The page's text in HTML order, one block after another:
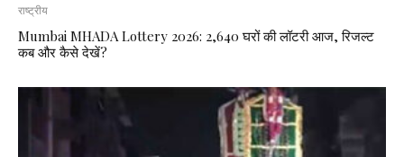
राष्ट्रीय
Mumbai MHADA Lottery 2026: 2,640 घरों की लॉटरी आज, रिजल्ट
कब और कैसे देखें?